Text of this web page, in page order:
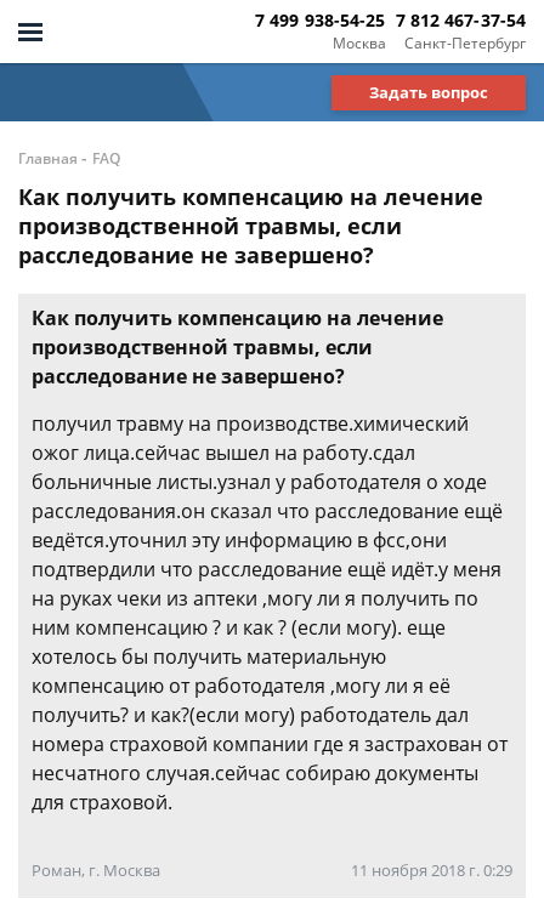
Москва
7 499 938-54-25
Санкт-Петербург
7 812 467-37-54
Задать вопрос
Главная - FAQ
Как получить компенсацию на лечение
производственной травмы, если
расследование не завершено?
Как получить компенсацию на лечение
производственной травмы, если
расследование не завершено?
получил травму на производстве.химический
ожог лица.сейчас вышел на работу.сдал
больничные листы.узнал у работодателя о ходе
расследования.он сказал что расследование ещё
ведётся.уточнил эту информацию в фсс,они
подтвердили что расследование ещё идёт.у меня
на руках чеки из аптеки ,могу ли я получить по
ним компенсацию ? и как ? (если могу). еще
хотелось бы получить материальную
компенсацию от работодателя ,могу ли я её
получить? и как?(если могу) работодатель дал
номера страховой компании где я застрахован от
несчатного случая.сейчас собираю документы
для страховой.
Роман, г. Москва 11 ноября 2018 г. 0:29